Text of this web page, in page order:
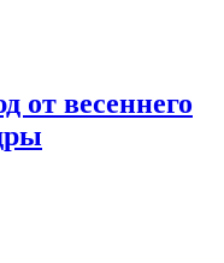
от весеннего